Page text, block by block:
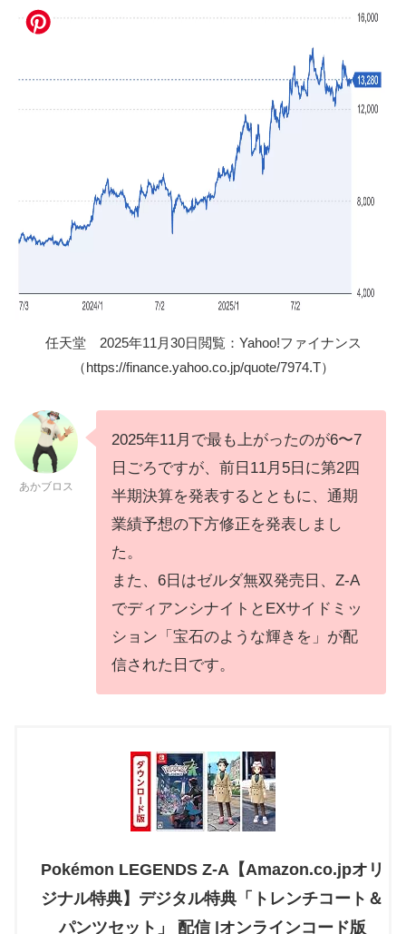
任天堂 2025年11月30日閲覧：Yahoo!ファイナンス
（https://finance.yahoo.co.jp/quote/7974.T）
あかブロス
2025年11月で最も上がったのが6〜7
日ごろですが、前日11月5日に第2四
半期決算を発表するとともに、通期
業績予想の下方修正を発表しまし
た。
また、6日はゼルダ無双発売日、Z-A
でディアンシナイトとEXサイドミッ
ション「宝石のような輝きを」が配
信された日です。
Pokémon LEGENDS Z-A【Amazon.co.jpオリ
ジナル特典】デジタル特典「トレンチコート＆
パンツセット」 配信 |オンラインコード版